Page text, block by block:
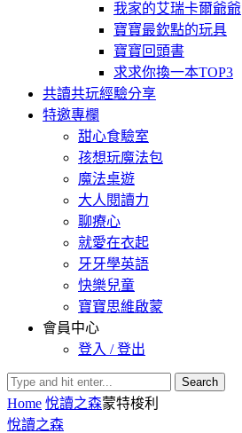
我家的艾瑞卡爾爺爺
寶寶最欽點的玩具
寶寶回頭書
求求你換一本TOP3
共讀共玩經驗分享
特邀專欄
甜心食驗室
孩想玩魔法包
魔法桌遊
大人閱讀力
聊療心
就愛在衣起
牙牙學英語
快樂兒童
寶寶思維啟蒙
會員中心
登入 / 登出
Search
Home 悅讀之森蒙特梭利
悅讀之森